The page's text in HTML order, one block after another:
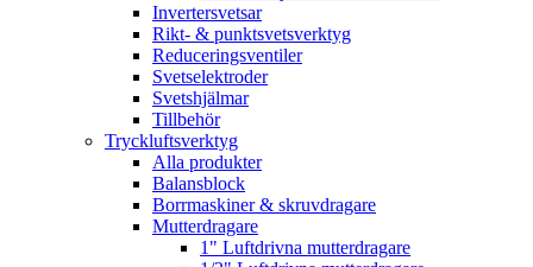
Invertersvetsar
Rikt- & punktsvetsverktyg
Reduceringsventiler
Svetselektroder
Svetshjälmar
Tillbehör
Tryckluftsverktyg
Alla produkter
Balansblock
Borrmaskiner & skruvdragare
Mutterdragare
1" Luftdrivna mutterdragare